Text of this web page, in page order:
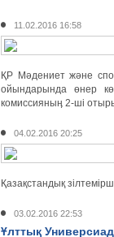
11.02.2016 16:58
ҚР Мәдениет және
ойындарында өнер
комиссияныӊ 2-ші
04.02.2016 20:25
Қазақстандық
03.02.2016 22:53
Ұлттық